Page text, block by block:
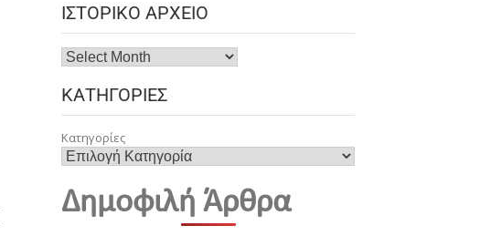
ΙΣΤΟΡΙΚΌ ΑΡΧΕΊΟ
ΚΑΤΗΓΟΡΊΕΣ
Κατηγορίες
Δημοφιλή Άρθρα